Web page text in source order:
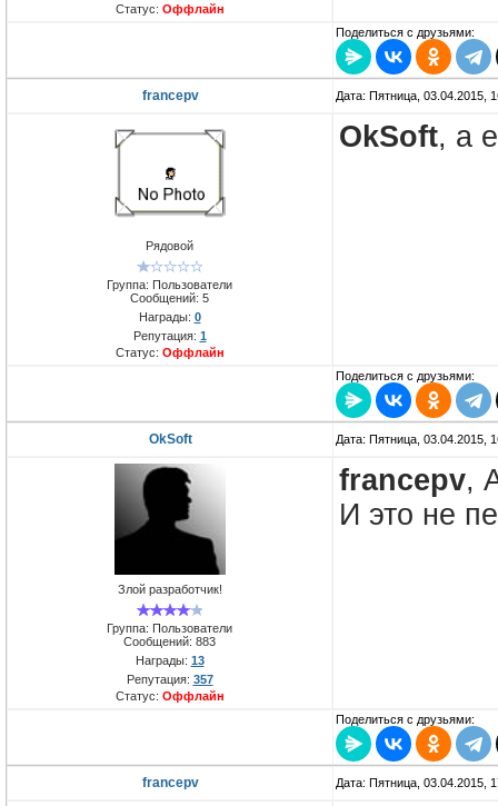
Статус: Оффлайн
Поделиться с друзьями:
francepv Дата: Пятница, 03.04.2015,
Рядовой
Группа: Пользователи
Сообщений: 5
Награды: 0
Репутация: 1
Статус: Оффлайн
OkSoft, а
Поделиться с друзьями:
OkSoft Дата: Пятница, 03.04.2015,
Злой разработчик!
Группа: Пользователи
Сообщений: 883
Награды: 13
Репутация: 357
Статус: Оффлайн
francepv,
И это не
Поделиться с друзьями:
francepv Дата: Пятница, 03.04.2015,